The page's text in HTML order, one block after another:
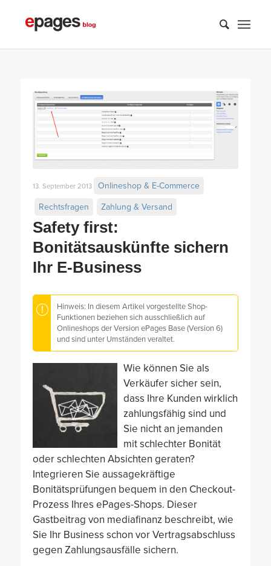
Safety first:
Bonitätsauskünfte sichern
Ihr E-Business
13. September 2013 Onlineshop & E-Commerce
Rechtsfragen Zahlung & Versand
Hinweis: In diesem Artikel vorgestellte Shop-
Funktionen beziehen sich ausschließlich auf
Onlineshops der Version ePages Base (Version 6)
und sind unter Umständen veraltet.
Wie können Sie als
Verkäufer sicher sein,
dass Ihre Kunden wirklich
zahlungsfähig sind und
Sie nicht an jemanden
mit schlechter Bonität
oder schlechten Absichten geraten?
Integrieren Sie aussagekräftige
Bonitätsprüfungen bequem in den Checkout-
Prozess Ihres ePages-Shops. Dieser
Gastbeitrag von mediafinanz beschreibt, wie
Sie Ihr Business schon vor Vertragsabschluss
gegen Zahlungsausfälle sichern.